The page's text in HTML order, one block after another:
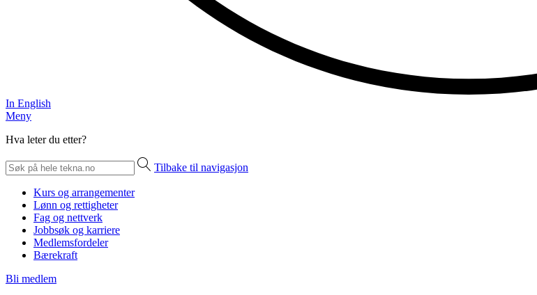
In English
Meny
Hva leter du etter?
Tilbake til navigasjon
Kurs og arrangementer
Lønn og rettigheter
Fag og nettverk
Jobbsøk og karriere
Medlemsfordeler
Bærekraft
Bli medlem